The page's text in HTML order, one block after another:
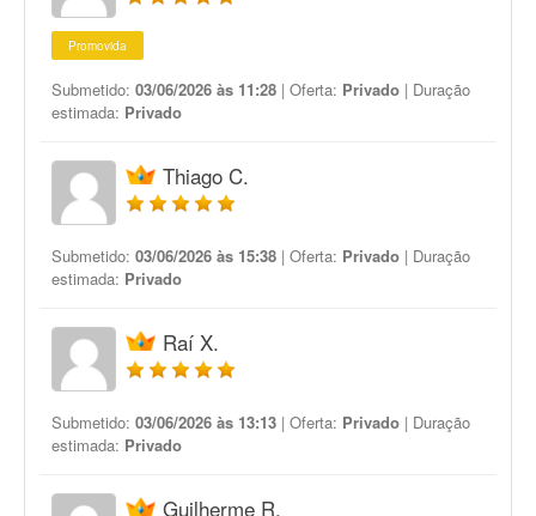
Promovida
Submetido: 03/06/2026 às 11:28 | Oferta: Privado | Duração
estimada: Privado
Thiago C.
Submetido: 03/06/2026 às 15:38 | Oferta: Privado | Duração
estimada: Privado
Raí X.
Submetido: 03/06/2026 às 13:13 | Oferta: Privado | Duração
estimada: Privado
Guilherme R.